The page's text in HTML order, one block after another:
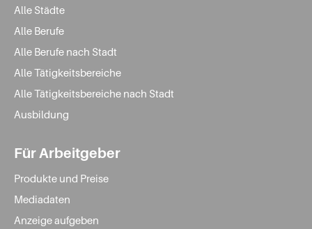
Alle Städte
Alle Berufe
Alle Berufe nach Stadt
Alle Tätigkeitsbereiche
Alle Tätigkeitsbereiche nach Stadt
Ausbildung
Für Arbeitgeber
Produkte und Preise
Mediadaten
Anzeige aufgeben